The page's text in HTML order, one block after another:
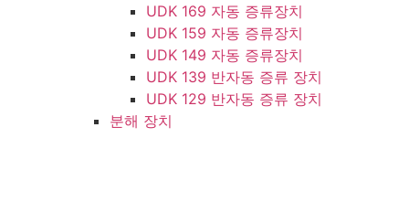
UDK 169 자동 증류장치
UDK 159 자동 증류장치
UDK 149 자동 증류장치
UDK 139 반자동 증류 장치
UDK 129 반자동 증류 장치
분해 장치